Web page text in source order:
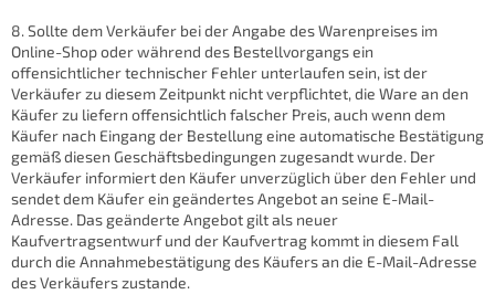
8. Sollte dem Verkäufer bei der Angabe des Warenpreises im
Online-Shop oder während des Bestellvorgangs ein
offensichtlicher technischer Fehler unterlaufen sein, ist der
Verkäufer zu diesem Zeitpunkt nicht verpflichtet, die Ware an den
Käufer zu liefern offensichtlich falscher Preis, auch wenn dem
Käufer nach Eingang der Bestellung eine automatische Bestätigung
gemäß diesen Geschäftsbedingungen zugesandt wurde. Der
Verkäufer informiert den Käufer unverzüglich über den Fehler und
sendet dem Käufer ein geändertes Angebot an seine E-Mail-
Adresse. Das geänderte Angebot gilt als neuer
Kaufvertragsentwurf und der Kaufvertrag kommt in diesem Fall
durch die Annahmebestätigung des Käufers an die E-Mail-Adresse
des Verkäufers zustande.